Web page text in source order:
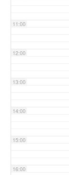
11:00
12:00
13:00
14:00
15:00
16:00